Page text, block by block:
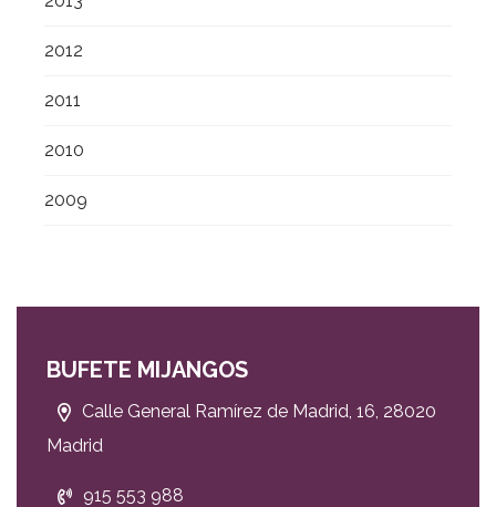
2012
2011
2010
2009
BUFETE MIJANGOS
Calle General Ramírez de Madrid, 16, 28020
Madrid
915 553 988